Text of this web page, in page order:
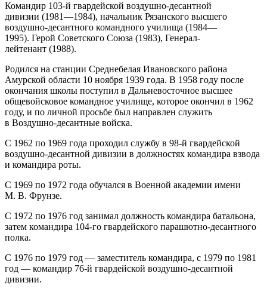
Командир 103-й гвардейской воздушно-десантной
дивизии (1981—1984), начальник Рязанского высшего
воздушно-десантного командного училища (1984—
1995). Герой Советского Союза (1983), Генерал-
лейтенант (1988).
Родился на станции Среднебелая Ивановского района
Амурской области 10 ноября 1939 года. В 1958 году после
окончания школы поступил в Дальневосточное высшее
общевойсковое командное училище, которое окончил в 1962
году, и по личной просьбе был направлен служить
в Воздушно-десантные войска.
С 1962 по 1969 года проходил службу в 98-й гвардейской
воздушно-десантной дивизии в должностях командира взвода
и командира роты.
С 1969 по 1972 года обучался в Военной академии имени
М. В. Фрунзе.
C 1972 по 1976 год занимал должность командира батальона,
затем командира 104-го гвардейского парашютно-десантного
полка.
С 1976 по 1979 год — заместитель командира, с 1979 по 1981
год — командир 76-й гвардейской воздушно-десантной
дивизии.